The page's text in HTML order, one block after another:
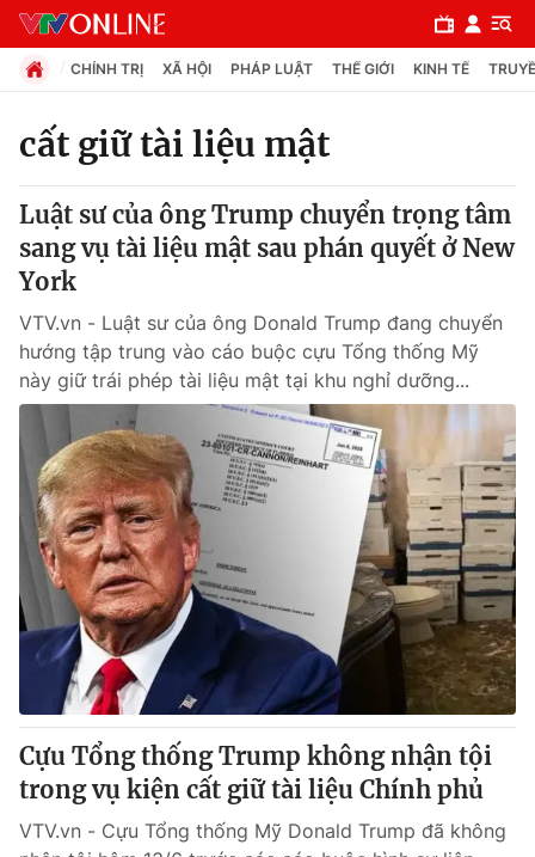
Chuyên mục
Chính trị
Pháp luật
Y tế
Thế giới
Tin tức
Thế giới đó đây
Câu chuyện quốc tế
Kinh tế
Tài chính
Thị trường
Góc doanh nghiệp
Dữ liệu và đời sống
Truyền hình
Phim VTV
Hậu trường
Giải trí
Điện ảnh
CHÍNH TRỊ XÃ HỘI PHÁP LUẬT THẾ GIỚI KINH TẾ
cất giữ tài liệu mật
Luật sư của ông Trump chuyển trọng tâm
sang vụ tài liệu mật sau phán quyết ở New
York
VTV.vn - Luật sư của ông Donald Trump đang chuyển
hướng tập trung vào cáo buộc cựu Tổng thống Mỹ
này giữ trái phép tài liệu mật tại khu nghỉ dưỡng...
Cựu Tổng thống Trump không nhận tội
trong vụ kiện cất giữ tài liệu Chính phủ
VTV.vn - Cựu Tổng thống Mỹ Donald Trump đã không